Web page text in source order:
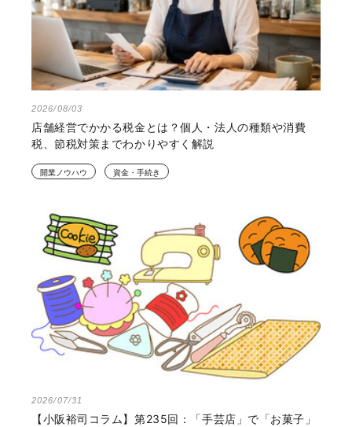
2026/08/03
店舗経営でかかる税金とは？個人・法人の種類や消費
税、節税対策までわかりやすく解説
開業ノウハウ 資金・手続き
2026/07/31
【小阪裕司コラム】第235回：「手芸店」で「お菓子」